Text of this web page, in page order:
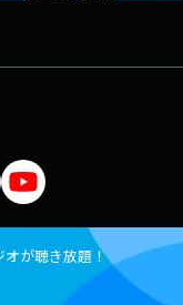
オが聴き放題！